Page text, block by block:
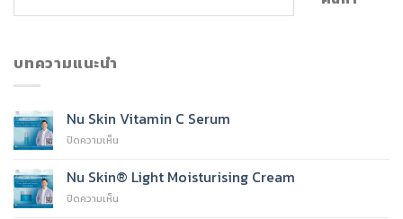
บทความแนะนำ
Nu Skin Vitamin C Serum
ปิดความเห็น
Skin
Vitamin
Nu Skin® Light Moisturising Cream
ปิดความเห็น